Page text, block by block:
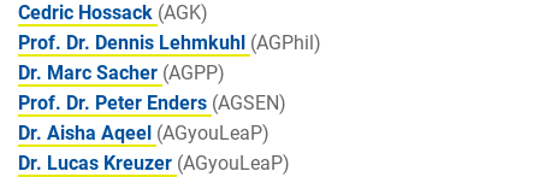
Cedric Hossack (AGK)
Prof. Dr. Dennis Lehmkuhl (AGPhil)
Dr. Marc Sacher (AGPP)
Prof. Dr. Peter Enders (AGSEN)
Dr. Aisha Aqeel (AGyouLeaP)
Dr. Lucas Kreuzer (AGyouLeaP)